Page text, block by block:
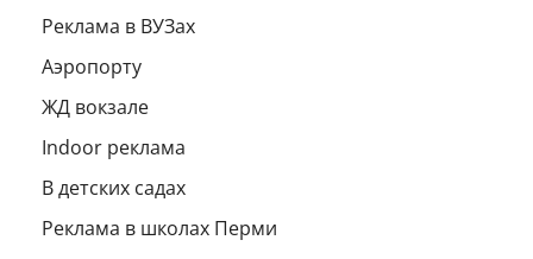
Реклама в ВУЗах
Аэропорту
ЖД вокзале
Indoor реклама
В детских садах
Реклама в школах Перми